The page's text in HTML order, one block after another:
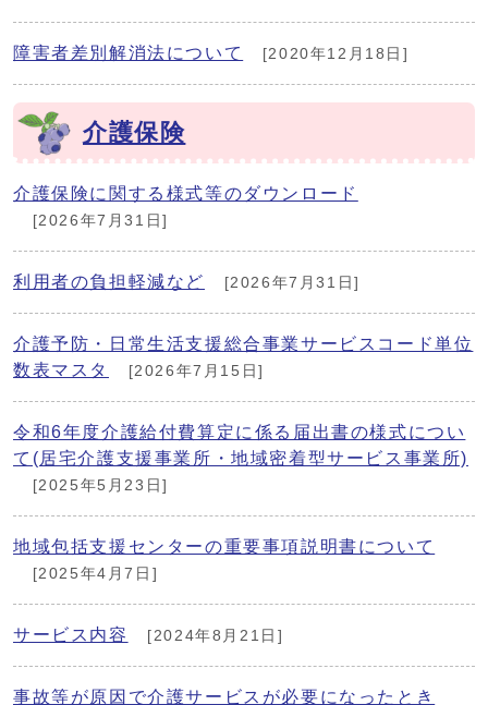
障害者差別解消法について [2020年12月18日]
介護保険
介護保険に関する様式等のダウンロード
[2026年7月31日]
利用者の負担軽減など [2026年7月31日]
介護予防・日常生活支援総合事業サービスコード単位
数表マスタ
[2026年7月15日]
令和6年度介護給付費算定に係る届出書の様式につい
て(居宅介護支援事業所・地域密着型サービス事業所)
[2025年5月23日]
地域包括支援センターの重要事項説明書について
[2025年4月7日]
サービス内容 [2024年8月21日]
事故等が原因で介護サービスが必要になったとき